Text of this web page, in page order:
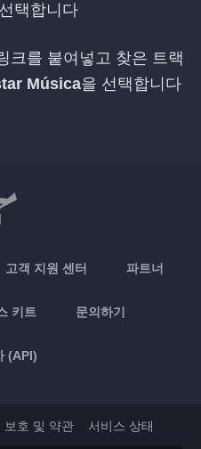
택합니다
크를 붙여넣고 찾은 트랙
Música을 선택합니다
고객 지원 센터 파트너
키트 문의하기
(API)
보호 및 약관 서비스 상태